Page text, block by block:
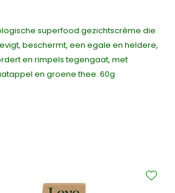
superfood gezichtscrème die
beschermt, een egale en heldere,
en rimpels tegengaat, met
en groene thee. 60g